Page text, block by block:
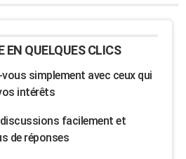
EN QUELQUES CLICS
simplement avec ceux qui
intérêts
facilement et
de réponses